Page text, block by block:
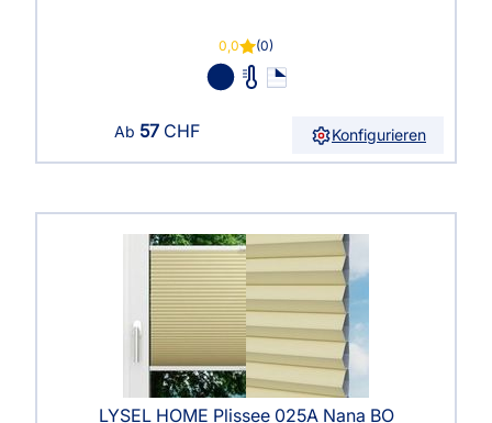
0,0 (0)
Ab 57 CHF Konfigurieren
LYSEL HOME Plissee 025A Nana BO